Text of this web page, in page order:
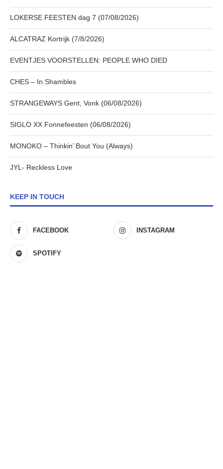
LOKERSE FEESTEN dag 7 (07/08/2026)
ALCATRAZ Kortrijk (7/8/2026)
EVENTJES VOORSTELLEN: PEOPLE WHO DIED
CHES – In Shambles
STRANGEWAYS Gent, Vonk (06/08/2026)
SIGLO XX Fonnefeesten (06/08/2026)
MONOKO – Thinkin’ Bout You (Always)
JYL- Reckless Love
KEEP IN TOUCH
FACEBOOK INSTAGRAM
SPOTIFY